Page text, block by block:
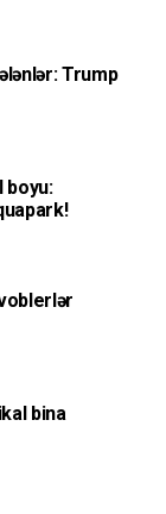
Trump
boyu:
bina